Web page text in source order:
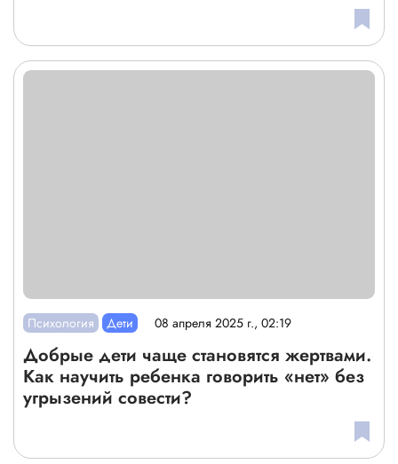
Психология Дети 08 апреля 2025 г., 02:19
Добрые дети чаще становятся жертвами.
Как научить ребенка говорить «нет» без
угрызений совести?